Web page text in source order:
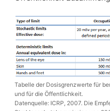
Tabelle der Dosisgrenzwerte für
und für die Öffentlichkeit.
Datenquelle: ICRP, 2007. Die